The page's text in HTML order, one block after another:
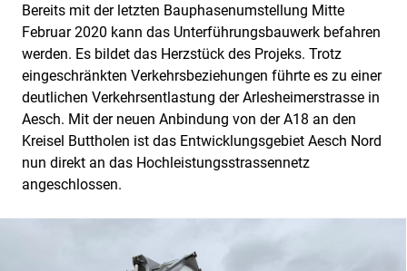
Bereits mit der letzten Bauphasenumstellung Mitte
Februar 2020 kann das Unterführungsbauwerk befahren
werden. Es bildet das Herzstück des Projeks. Trotz
eingeschränkten Verkehrsbeziehungen führte es zu einer
deutlichen Verkehrsentlastung der Arlesheimerstrasse in
Aesch. Mit der neuen Anbindung von der A18 an den
Kreisel Buttholen ist das Entwicklungsgebiet Aesch Nord
nun direkt an das Hochleistungsstrassennetz
angeschlossen.